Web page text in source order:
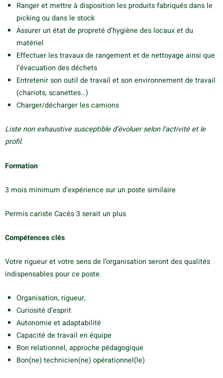
Ranger et mettre à disposition les produits fabriqués dans le
picking ou dans le stock
Assurer un état de propreté d’hygiène des locaux et du
matériel
Effectuer les travaux de rangement et de nettoyage ainsi que
l’évacuation des déchets
Entretenir son outil de travail et son environnement de travail
(chariots, scanettes…)
Charger/décharger les camions
Liste non exhaustive susceptible d’évoluer selon l’activité et le
profil.
Formation
3 mois minimum d’expérience sur un poste similaire
Permis cariste Cacès 3 serait un plus
Compétences clés
Votre rigueur et votre sens de l’organisation seront des qualités
indispensables pour ce poste.
Organisation, rigueur,
Curiosité d’esprit
Autonomie et adaptabilité
Capacité de travail en équipe
Bon relationnel, approche pédagogique
Bon(ne) technicien(ne) opérationnel(le)